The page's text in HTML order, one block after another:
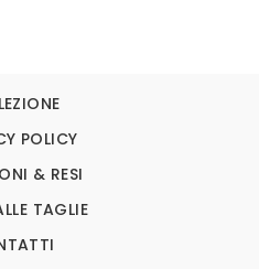
POLICY
& RESI
TAGLIE